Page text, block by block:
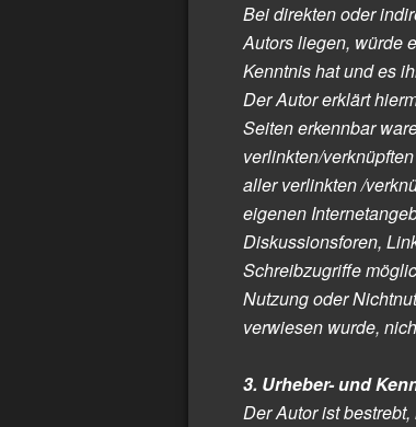
Bei direkten oder
Autors liegen, würde
Kenntnis hat und es
Der Autor erklärt
Seiten erkennbar
verlinkten/
aller verlinkten /
eigenen
Diskussionsforen,
Schreibzugriffe
Nutzung oder
verwiesen wurde,
3. Urheber- und
Der Autor ist